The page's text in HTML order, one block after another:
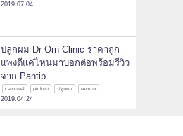
2019.07.04
ปลูกผม Dr Orn Clinic ราคาถูก
แพงดีแค่ไหนมาบอกต่อพร้อมรีวิว
จาก Pantip
carousel pickup ปลูกผม ผมบาง
2019.04.24